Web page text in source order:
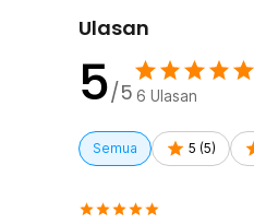
Kelengkapan
Rincian yang Anda
1 x Kabinwang
Ulasan
5/5 6 Ulasan
Semua 5 (5)